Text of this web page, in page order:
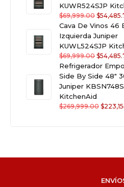
KUWR524SJP
$69,999.00 $
Cava De Vinos 46
Izquierda Juniper
KUWL524SJP
$69,999.00 $
Refrigerador
Side By Side 48"
Juniper
KitchenAid
$269,999.00 $